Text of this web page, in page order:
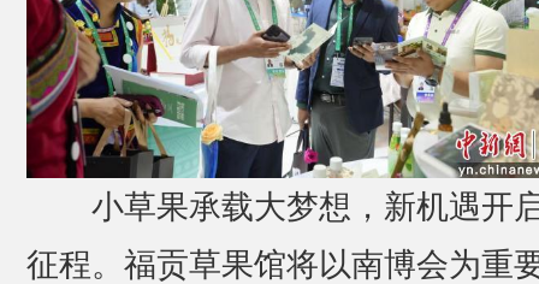
小草果承载大梦想，新机遇开
征程。福贡草果馆将以南博会为重